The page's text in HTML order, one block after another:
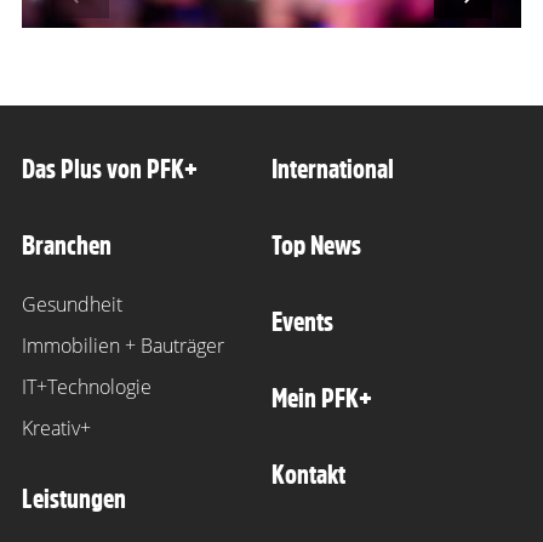
slide Next
Das Plus von PFK+
Branchen
Gesundheit
Immobilien + Bauträger
IT+Technologie
Kreativ+
Leistungen
International
Top News
Events
Mein PFK+
Kontakt